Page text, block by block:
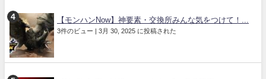
【モンハンNow】神要素・交換所みんな気をつけて！...
3件のビュー | 3月 30, 2025 に投稿された